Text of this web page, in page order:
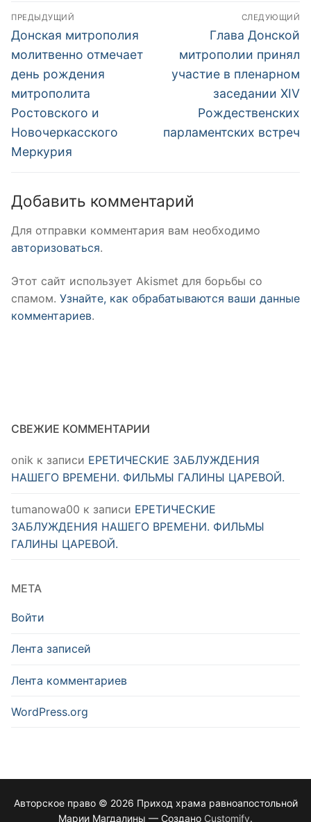
Навигация
по
записям
ПРЕДЫДУЩИЙ
Предыдущая
запись:
Донская митрополия
молитвенно отмечает
день рождения
митрополита
Ростовского и
Новочеркасского
Меркурия
СЛЕДУЮЩИЙ
Следующая
запись:
Глава Донской
митрополии принял
участие в пленарном
заседании XIV
Рождественских
парламентских встреч
Добавить комментарий
Для отправки комментария вам необходимо
авторизоваться.
Этот сайт использует Akismet для борьбы со
спамом. Узнайте, как обрабатываются ваши данные
комментариев.
СВЕЖИЕ КОММЕНТАРИИ
onik к записи ЕРЕТИЧЕСКИЕ ЗАБЛУЖДЕНИЯ
НАШЕГО ВРЕМЕНИ. ФИЛЬМЫ ГАЛИНЫ ЦАРЕВОЙ.
tumanowa00 к записи ЕРЕТИЧЕСКИЕ
ЗАБЛУЖДЕНИЯ НАШЕГО ВРЕМЕНИ. ФИЛЬМЫ
ГАЛИНЫ ЦАРЕВОЙ.
МЕТА
Войти
Лента записей
Лента комментариев
WordPress.org
Авторское право © 2026 Приход храма равноапостольной
Марии Магдалины — Создано Customify.